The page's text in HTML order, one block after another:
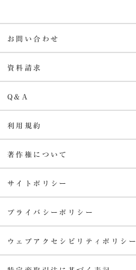
お問い合わせ
資料請求
Q&A
利⽤規約
著作権について
サイトポリシー
プライバシーポリシー
ウェブアクセシビリティポリシー